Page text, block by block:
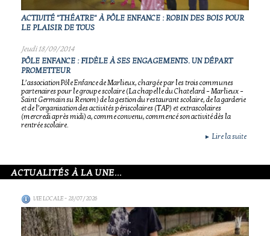
ACTIVITÉ "THÉATRE" À PÔLE ENFANCE : ROBIN DES BOIS POUR
LE PLAISIR DE TOUS
Jeudi 18/09/2014
PÔLE ENFANCE : FIDÈLE À SES ENGAGEMENTS. UN DÉPART
PROMETTEUR
L’association Pôle Enfance de Marlieux, chargée par les trois communes
partenaires pour le groupe scolaire (La chapelle du Chatelard – Marlieux –
Saint Germain su Renom) de la gestion du restaurant scolaire, de la garderie
et de l’organisation des activités périscolaires (TAP) et extrascolaires
(mercredi après midi) a, comme convenu, commencé son activité dès la
rentrée scolaire.
► Lire la suite
ACTUALITÉS À LA UNE...
VIE LOCALE- 28/07/2026